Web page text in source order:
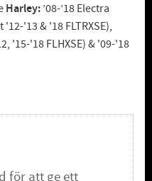
Harley: ’08-’18 Electra
'13 & '18 FLTRXSE),
'15-'18 FLHXSE) & '09-'18